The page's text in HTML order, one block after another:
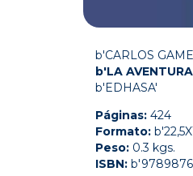
b'CARLOS
b'LA
b'EDHASA'
Páginas: 424
Formato:
Peso: 0.3 kgs.
ISBN: